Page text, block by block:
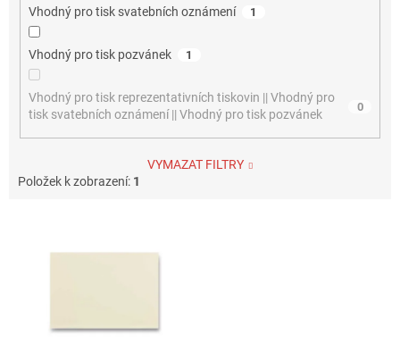
Vhodný pro tisk svatebních oznámení 1
Vhodný pro tisk pozvánek 1
Vhodný pro tisk reprezentativních tiskovin || Vhodný pro
tisk svatebních oznámení || Vhodný pro tisk pozvánek
0
VYMAZAT FILTRY
Položek k zobrazení: 1